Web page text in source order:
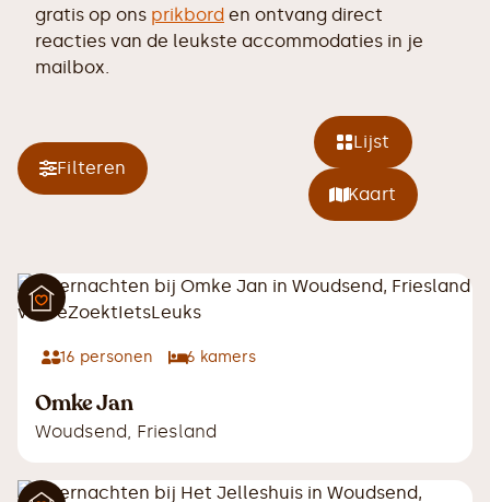
gratis op ons prikbord en ontvang direct
reacties van de leukste accommodaties in je
mailbox.
Filteren
Lijst
Kaart
16 personen 6 kamers
Omke Jan
Woudsend, Friesland